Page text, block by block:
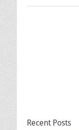
Recent Posts